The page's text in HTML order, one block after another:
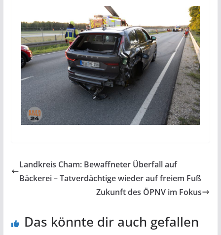
Landkreis Cham: Bewaffneter Überfall auf
Bäckerei – Tatverdächtige wieder auf freiem Fuß
Zukunft des ÖPNV im Fokus
Das könnte dir auch gefallen